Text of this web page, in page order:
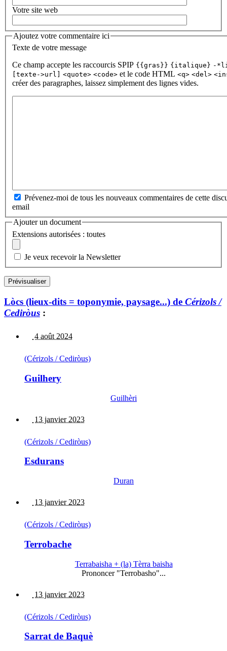
Votre site web
Ajoutez votre commentaire ici
Texte de votre message
Ce champ accepte les raccourcis SPIP {{gras}} {italique} -
[texte->url]
<quote> <code> et le code HTML <q> <del>
créer des paragraphes, laissez simplement des lignes vides.
Prévenez-moi de tous les nouveaux commentaires de cette
email
Ajouter un document
Extensions autorisées : toutes
Je veux recevoir la Newsletter
Lòcs (lieux-dits = toponymie, paysage...) de Cérizols /
Cediròus :
4 août 2024
(Cérizols / Cediròus)
Guilhery
Guilhèri
13 janvier 2023
(Cérizols / Cediròus)
Esdurans
Duran
13 janvier 2023
(Cérizols / Cediròus)
Terrobache
Terrabaisha + (la) Tèrra baisha
Prononcer "Terrobasho"...
13 janvier 2023
(Cérizols / Cediròus)
Sarrat de Baquè